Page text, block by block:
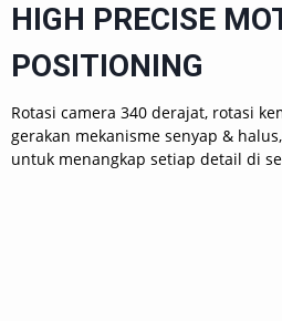
HIGH PRECISE
POSITIONING
Rotasi camera 340 derajat, rotasi
gerakan mekanisme senyap &
untuk menangkap setiap detail di